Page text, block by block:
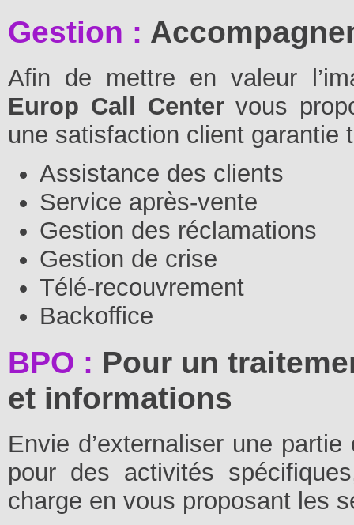
Gestion :
Afin de mettre en valeur
Europ Call Centervous
une satisfaction client garantie
Assistance des clients
Service après-vente
Gestion des réclamations
Gestion de crise
Télé-recouvrement
Backoffice
BPO : Pour un
et informations
Envie d’externaliser une
pour des activités
charge en vous proposant les